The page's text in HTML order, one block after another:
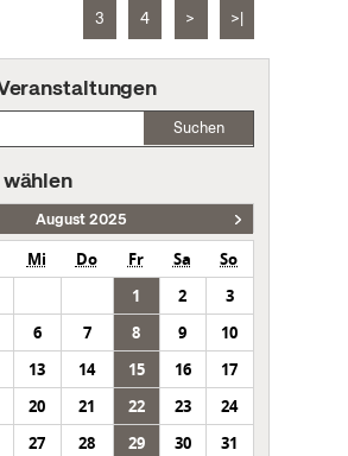
3 4 > >|
Suchen
August 2025
Mi Do Fr Sa
So
1
2
3
6 7 8 9
10
13 14 15 16
17
20 21 22 23
24
27 28 29 30 31